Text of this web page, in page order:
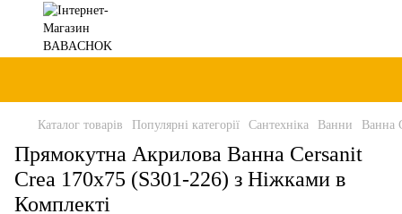
Каталог товарів Популярні категорії Сантехніка Ванни Ванна
Прямокутна Акрилова Ванна Cersanit
Crea 170x75 (S301-226) з Ніжками в
Комплекті